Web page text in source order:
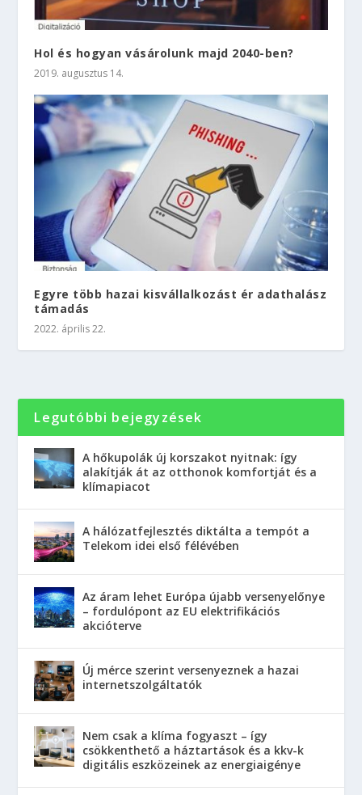
Hol és hogyan vásárolunk majd 2040-ben?
2019. augusztus 14.
Egyre több hazai kisvállalkozást ér adathalász
támadás
2022. április 22.
Legutóbbi bejegyzések
A hőkupolák új korszakot nyitnak: így
alakítják át az otthonok komfortját és a
klímapiacot
A hálózatfejlesztés diktálta a tempót a
Telekom idei első félévében
Az áram lehet Európa újabb versenyelőnye
– fordulópont az EU elektrifikációs
akcióterve
Új mérce szerint versenyeznek a hazai
internetszolgáltatók
Nem csak a klíma fogyaszt – így
csökkenthető a háztartások és a kkv-k
digitális eszközeinek az energiaigénye